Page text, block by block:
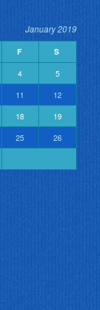
January 2019
F S
4
5
11
12
18
19
25
26